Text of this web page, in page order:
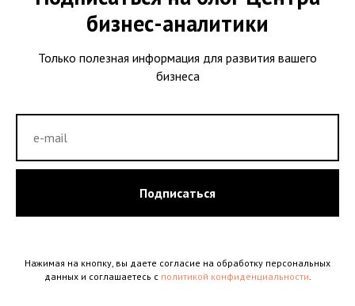
бизнес-аналитики
Только полезная информация для развития вашего
бизнеса
Подписаться
Нажимая на кнопку, вы даете согласие на обработку персональных
данных и соглашаетесь c политикой конфиденциальности.